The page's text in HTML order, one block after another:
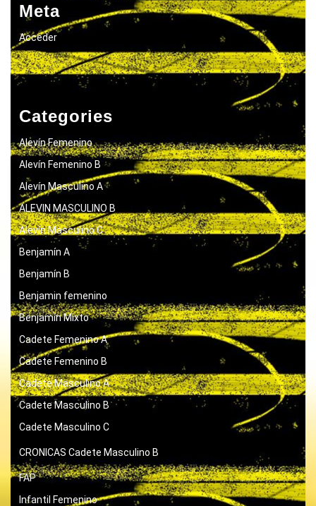
Meta
Acceder
Categories
Alevín Femenino
Alevín Femenino B
Alevín Masculino A
ALEVIN MASCULINO B
Alevín Masculino C
Benjamín A
Benjamín B
Benjamin femenino
Benjamín Mixto
Cadete Femenino A
Cadete Femenino B
Cadete Masculino A
Cadete Masculino B
Cadete Masculino C
CRONICAS Cadete Masculino B
FAP
Infantil Femenino